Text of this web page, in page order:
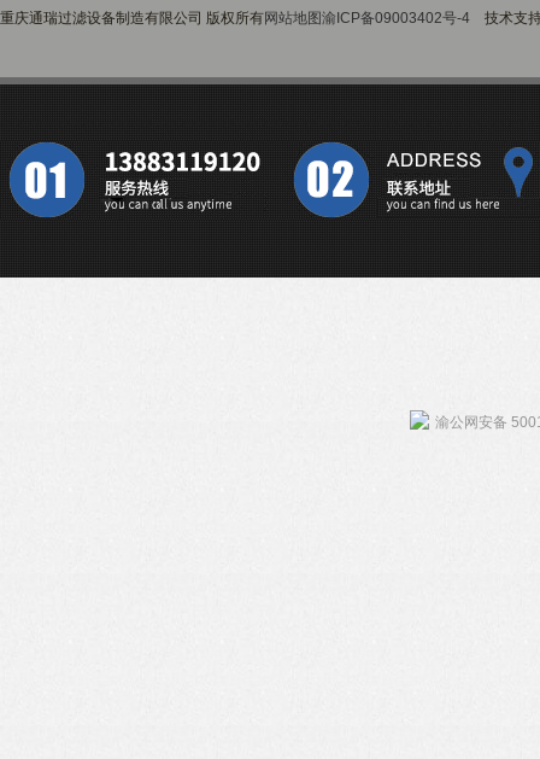
重庆通瑞过滤设备制造有限公司 版权所有网站地图渝ICP备09003402号-4 技术支
渝公网安备